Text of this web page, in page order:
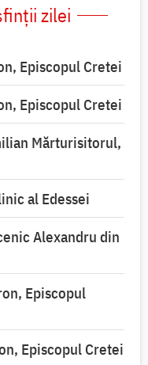
zilei
Episcopul Cretei
Episcopul Cretei
Mărturisitorul,
al Edessei
Alexandru din
Episcopul
Episcopul Cretei